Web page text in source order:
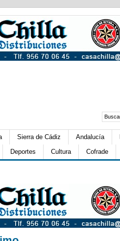
Sierra de Cádiz Andalucía
Deportes Cultura Cofrade